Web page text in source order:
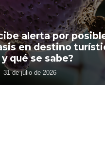
alerta por
en destino
qué se sabe?
31 de julio de 2026